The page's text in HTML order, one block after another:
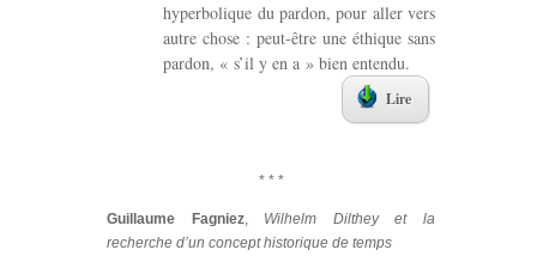
hyperbolique du pardon, pour aller vers
autre chose : peut-être une éthique sans
pardon, « s’il y en a » bien entendu.
Lire
* * *
Guillaume Fagniez, Wilhelm Dilthey et la
recherche d’un concept historique de temps